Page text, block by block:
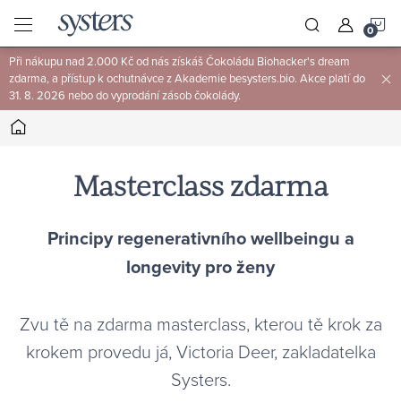
obsah
Při nákupu nad 2.000 Kč od nás získáš Čokoládu Biohacker's dream
zdarma, a přístup k ochutnávce z Akademie besysters.bio. Akce platí do
31. 8. 2026 nebo do vyprodání zásob čokolády.
Domů
Masterclass zdarma
Principy regenerativního wellbeingu a
longevity pro ženy
Zvu tě na zdarma masterclass, kterou tě krok za
krokem provedu já, Victoria Deer, zakladatelka
Systers.